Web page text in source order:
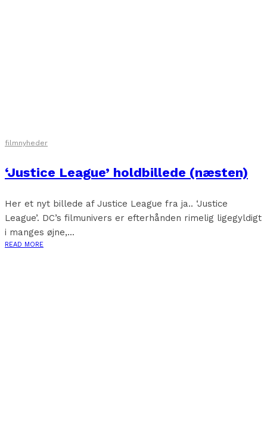
filmnyheder
‘Justice League’ holdbillede (næsten)
Her et nyt billede af Justice League fra ja.. ‘Justice
League’. DC’s filmunivers er efterhånden rimelig ligegyldigt
i manges øjne,...
READ MORE